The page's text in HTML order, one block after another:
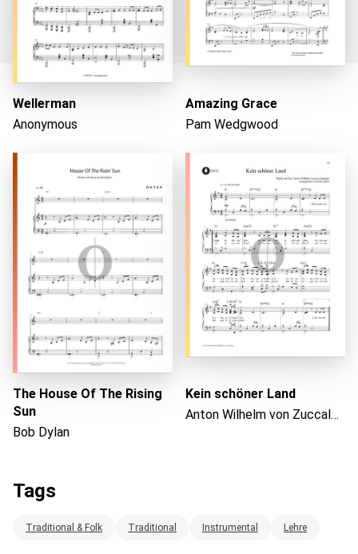
Wird geladen...
Wellerman
Anonymous
Amazing Grace
Pam Wedgwood
The House Of The Rising
Sun
Bob Dylan
Kein schöner Land
Anton Wilhelm von Zuccalmaglio
Tags
Traditional & Folk Traditional Instrumental Lehre